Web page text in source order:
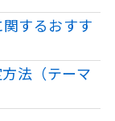
するおすす
法（テーマ